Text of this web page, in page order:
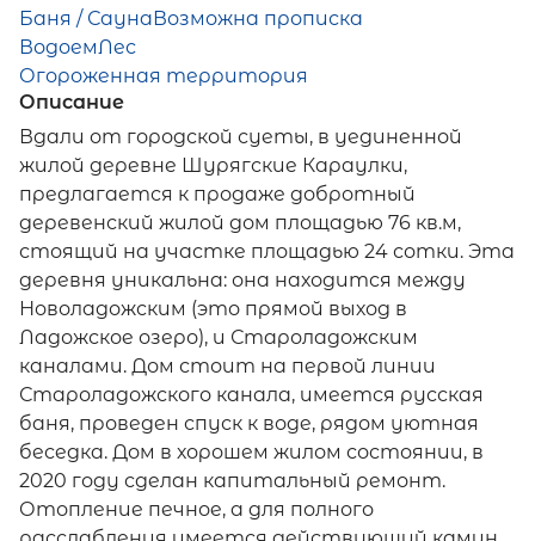
Баня / СаунаВозможна прописка
ВодоемЛес
Огороженная территория
Описание
Вдали от городской суеты, в уединенной
жилой деревне Шурягские Караулки,
предлагается к продаже добротный
деревенский жилой дом площадью 76 кв.м,
стоящий на участке площадью 24 сотки. Эта
деревня уникальна: она находится между
Новоладожским (это прямой выход в
Ладожское озеро), и Староладожским
каналами. Дом стоит на первой линии
Староладожского канала, имеется русская
баня, проведен спуск к воде, рядом уютная
беседка. Дом в хорошем жилом состоянии, в
2020 году сделан капитальный ремонт.
Отопление печное, а для полного